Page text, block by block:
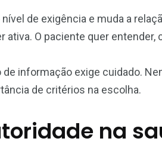
de exigência e muda a
ativa. O paciente quer entender,
informação exige cuidado.
de critérios na escolha.
na